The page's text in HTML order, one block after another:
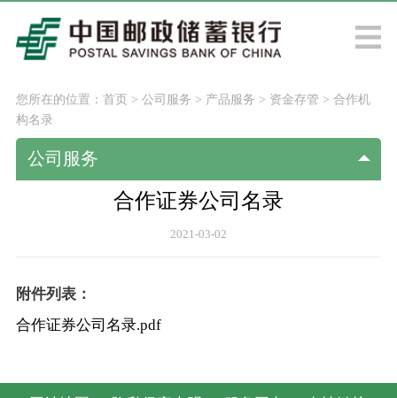
您所在的位置： 首页> 公司服务 > 产品服务 > 资金存管 > 合作机
构名录
公司服务
合作证券公司名录
2021-03-02
附件列表：
合作证券公司名录.pdf